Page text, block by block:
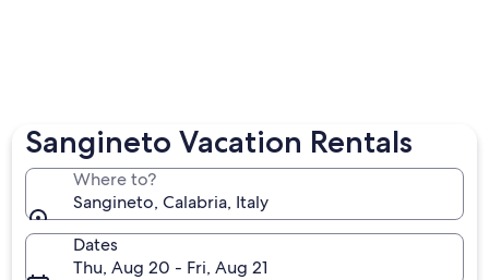
Sangineto Vacation Rentals
Where to?
Sangineto, Calabria, Italy
Dates
Thu, Aug 20 - Fri, Aug 21